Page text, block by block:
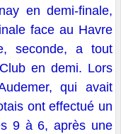
en demi-finale,
face au Havre
seconde, a tout
en demi. Lors
qui avait
ont effectué un
9 à 6, après une